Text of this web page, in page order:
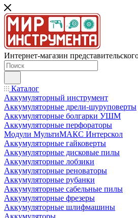
Интернет-магазин
Каталог
Аккумуляторный инструмент
Аккумуляторные дрели-шуруповерты
Аккумуляторные болгарки УШМ
Аккумуляторные перфораторы
Модули МультиМАКС Интерскол
Аккумуляторные гайковерты
Аккумуляторные дисковые пилы
Аккумуляторные лобзики
Аккумуляторные реноваторы
Аккумуляторные рубанки
Аккумуляторные сабельные пилы
Аккумуляторные фрезеры
Аккумуляторные шлифмашины
Аккумуляторы